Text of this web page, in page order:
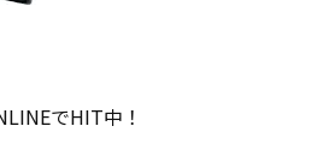
でHIT中！